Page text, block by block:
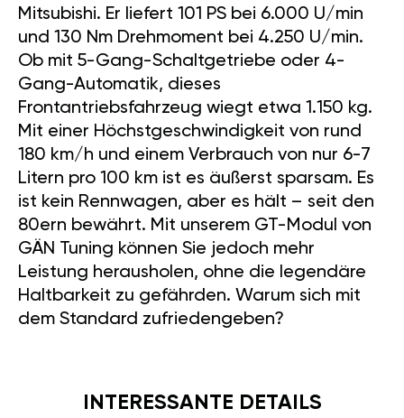
Mitsubishi. Er liefert 101 PS bei 6.000 U/min
und 130 Nm Drehmoment bei 4.250 U/min.
Ob mit 5-Gang-Schaltgetriebe oder 4-
Gang-Automatik, dieses
Frontantriebsfahrzeug wiegt etwa 1.150 kg.
Mit einer Höchstgeschwindigkeit von rund
180 km/h und einem Verbrauch von nur 6-7
Litern pro 100 km ist es äußerst sparsam. Es
ist kein Rennwagen, aber es hält – seit den
80ern bewährt. Mit unserem GT-Modul von
GÄN Tuning können Sie jedoch mehr
Leistung herausholen, ohne die legendäre
Haltbarkeit zu gefährden. Warum sich mit
dem Standard zufriedengeben?
INTERESSANTE DETAILS